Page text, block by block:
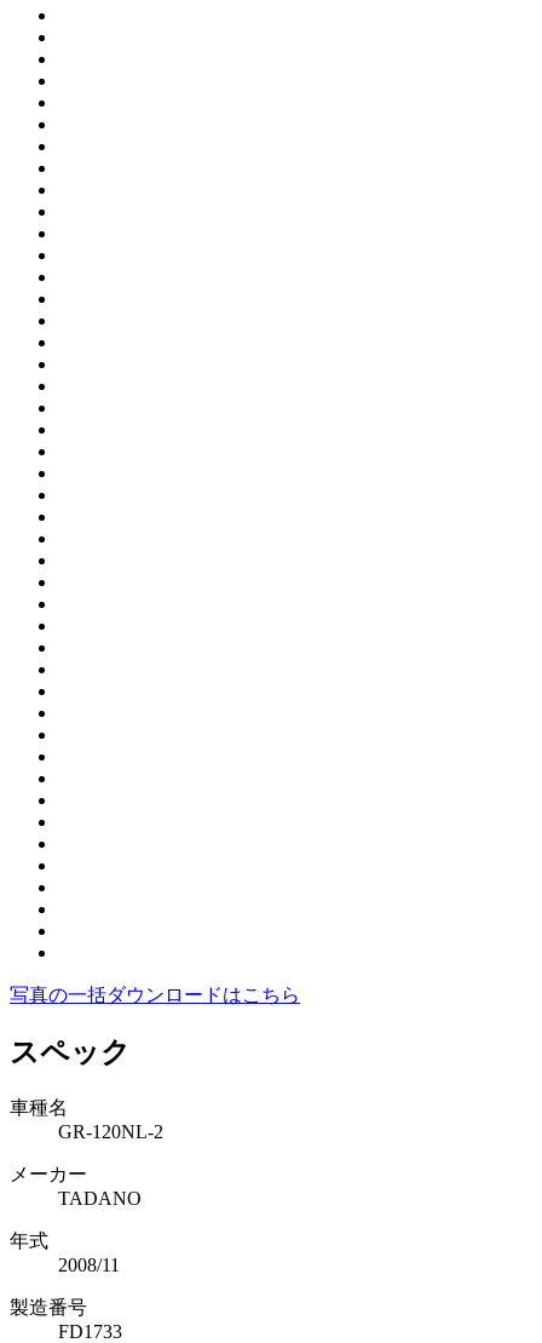
写真の一括ダウンロードはこちら
スペック
車種名
GR-120NL-2
メーカー
TADANO
年式
2008/11
製造番号
FD1733